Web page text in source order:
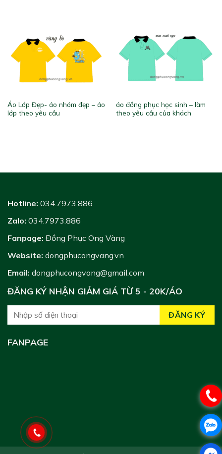
Áo Lớp Đẹp- áo nhóm đẹp – áo
lớp theo yêu cầu
áo đồng phục học sinh – làm
theo yêu cầu của khách
Hotline: 034.7973.886
Zalo: 034.7973.886
Fanpage: Đồng Phục Ong Vàng
Website: dongphucongvang.vn
Email: dongphucongvang@gmail.com
ĐĂNG KÝ NHẬN GIẢM GIÁ TỪ 5 - 20K/ÁO
FANPAGE